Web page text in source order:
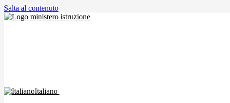
Salta al contenuto
Italiano